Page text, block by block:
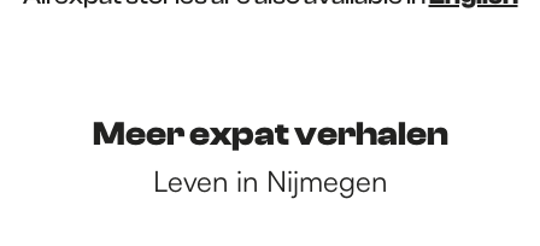
Meer expat verhalen
Leven in Nijmegen